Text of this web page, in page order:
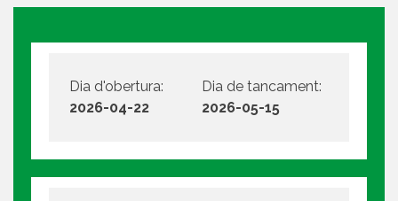
Dia d'obertura:
2026-04-22
Dia de tancament:
2026-05-15